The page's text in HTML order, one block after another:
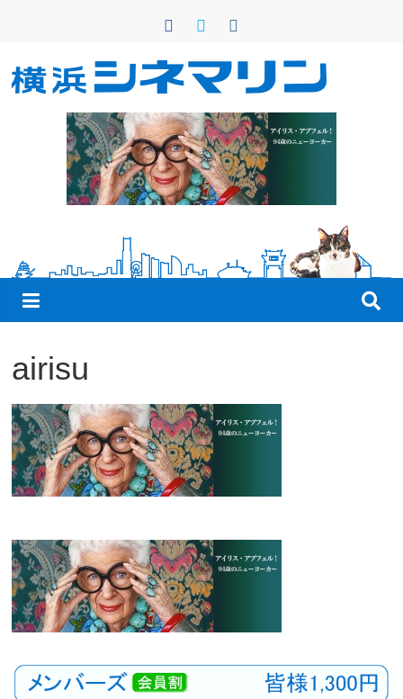
ン
横
ネ
マ
リ
ン
観
た
い
映
は
こ
の
街
で
airisu